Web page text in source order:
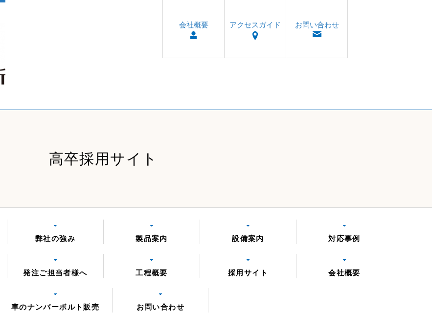
会社概要 アクセスガイド お問い合わせ
高卒採用サイト
弊社の強み 製品案内 設備案内 対応事例
発注ご担当者様へ 工程概要 採用サイト 会社概要
車のナンバーボルト販売 お問い合わせ